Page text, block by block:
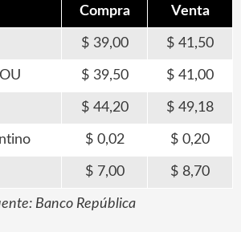
Compra Venta
39,00 41,50
39,50 41,00
44,20 49,18
0,02 0,20
7,00 8,70
Banco República